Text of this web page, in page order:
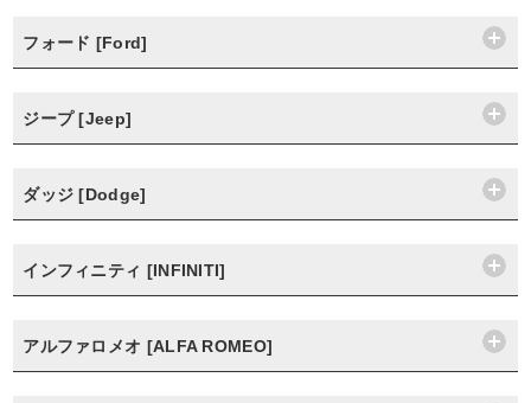
フォード [Ford]
ジープ [Jeep]
ダッジ [Dodge]
インフィニティ [INFINITI]
アルファロメオ [ALFA ROMEO]